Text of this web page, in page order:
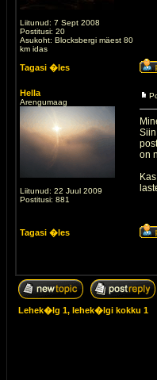
Liitunud: 7 Sept 2008
Postitusi: 20
Asukoht: Blocksbergi mäest 80
km idas
Tagasi �les
Hella
Arengumaag
Liitunud: 22 Juul 2009
Postitusi: 881
on
Tagasi �les
Lehek�lg 1, lehek�lgi kokku 1